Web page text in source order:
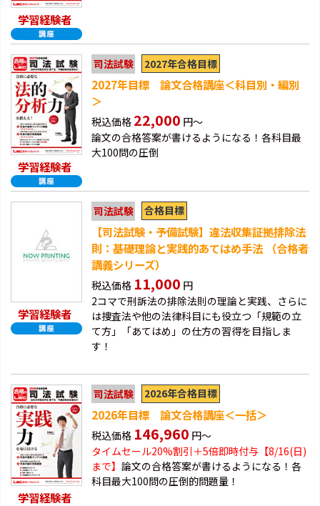
学習経験者
学習経験者
司法試験 2027年合格目標
2027年目標 論文合格講座＜科目別・編別
＞
税込価格 22,000 円～
論文の合格答案が書けるようになる！各科目最
大100問の圧倒
学習経験者
司法試験 合格目標
【司法試験・予備試験】違法収集証拠排除法
則：基礎理論と実践的あてはめ手法 （合格者
講義シリーズ）
税込価格 11,000 円
2コマで刑訴法の排除法則の理論と実践、さらに
は捜査法や他の法律科目にも役立つ「規範の立
て方」「あてはめ」の仕方の習得を目指しま
す！
学習経験者
司法試験 2026年合格目標
2026年目標 論文合格講座＜一括＞
税込価格 146,960 円～
タイムセール20%割引＋5倍即時付与【8/16(日)
まで】 論文の合格答案が書けるようになる！各
科目最大100問の圧倒的問題量！